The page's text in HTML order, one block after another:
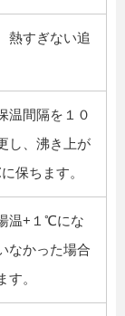
熱すぎない追
温間隔を１０
し、沸き上が
保ちます。
温+１℃にな
なかった場合
。